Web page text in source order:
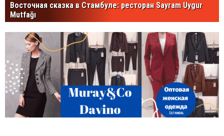
Восточная сказка в Стамбуле: ресторан Sayram Uygur
Mutfağı